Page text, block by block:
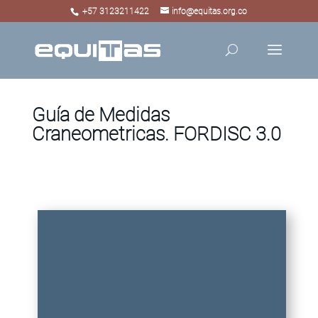
+57 3123211422 info@equitas.org.co
Guía de Medidas
Craneometricas. FORDISC 3.0